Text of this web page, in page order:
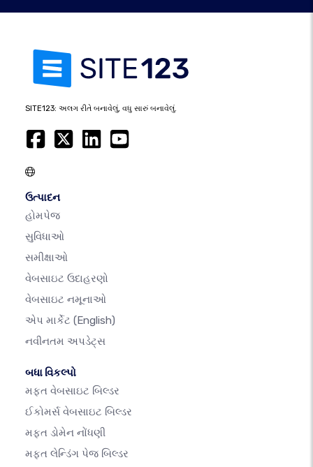
SITE123: અલગ રીતે બનાવેલું, વધુ સારું બનાવેલું.
ઉત્પાદન
હોમપેજ
સુવિધાઓ
સમીક્ષાઓ
વેબસાઇટ ઉદાહરણો
વેબસાઇટ નમૂનાઓ
એપ માર્કેટ (English)
નવીનતમ અપડેટ્સ
બધા વિકલ્પો
મફત વેબસાઇટ બિલ્ડર
ઈકોમર્સ વેબસાઇટ બિલ્ડર
મફત ડોમેન નોંધણી
મફત લેન્ડિંગ પેજ બિલ્ડર